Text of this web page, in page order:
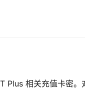
Plus 相关充值卡密